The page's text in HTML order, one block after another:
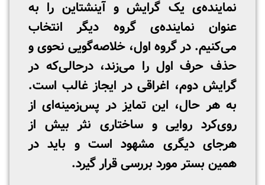
نماینده‌ی یک گرایش و آینشتاین را به
عنوان نماینده‌ی گروه دیگر انتخاب
می‌کنیم. در گروه اول، خلاصه‌گویی نحوی و
حذف حرف اول را می‌زند، درحالی‌که در
گرایش دوم، اغراقی در ایجاز غالب است.
به هر حال، این تمایز در پس‌زمینه‌ای از
روی‌کرد روایی و ساختاری نثر بیش از
هرجای دیگری مشهود است و باید در
همین بستر مورد بررسی قرار گیرد.